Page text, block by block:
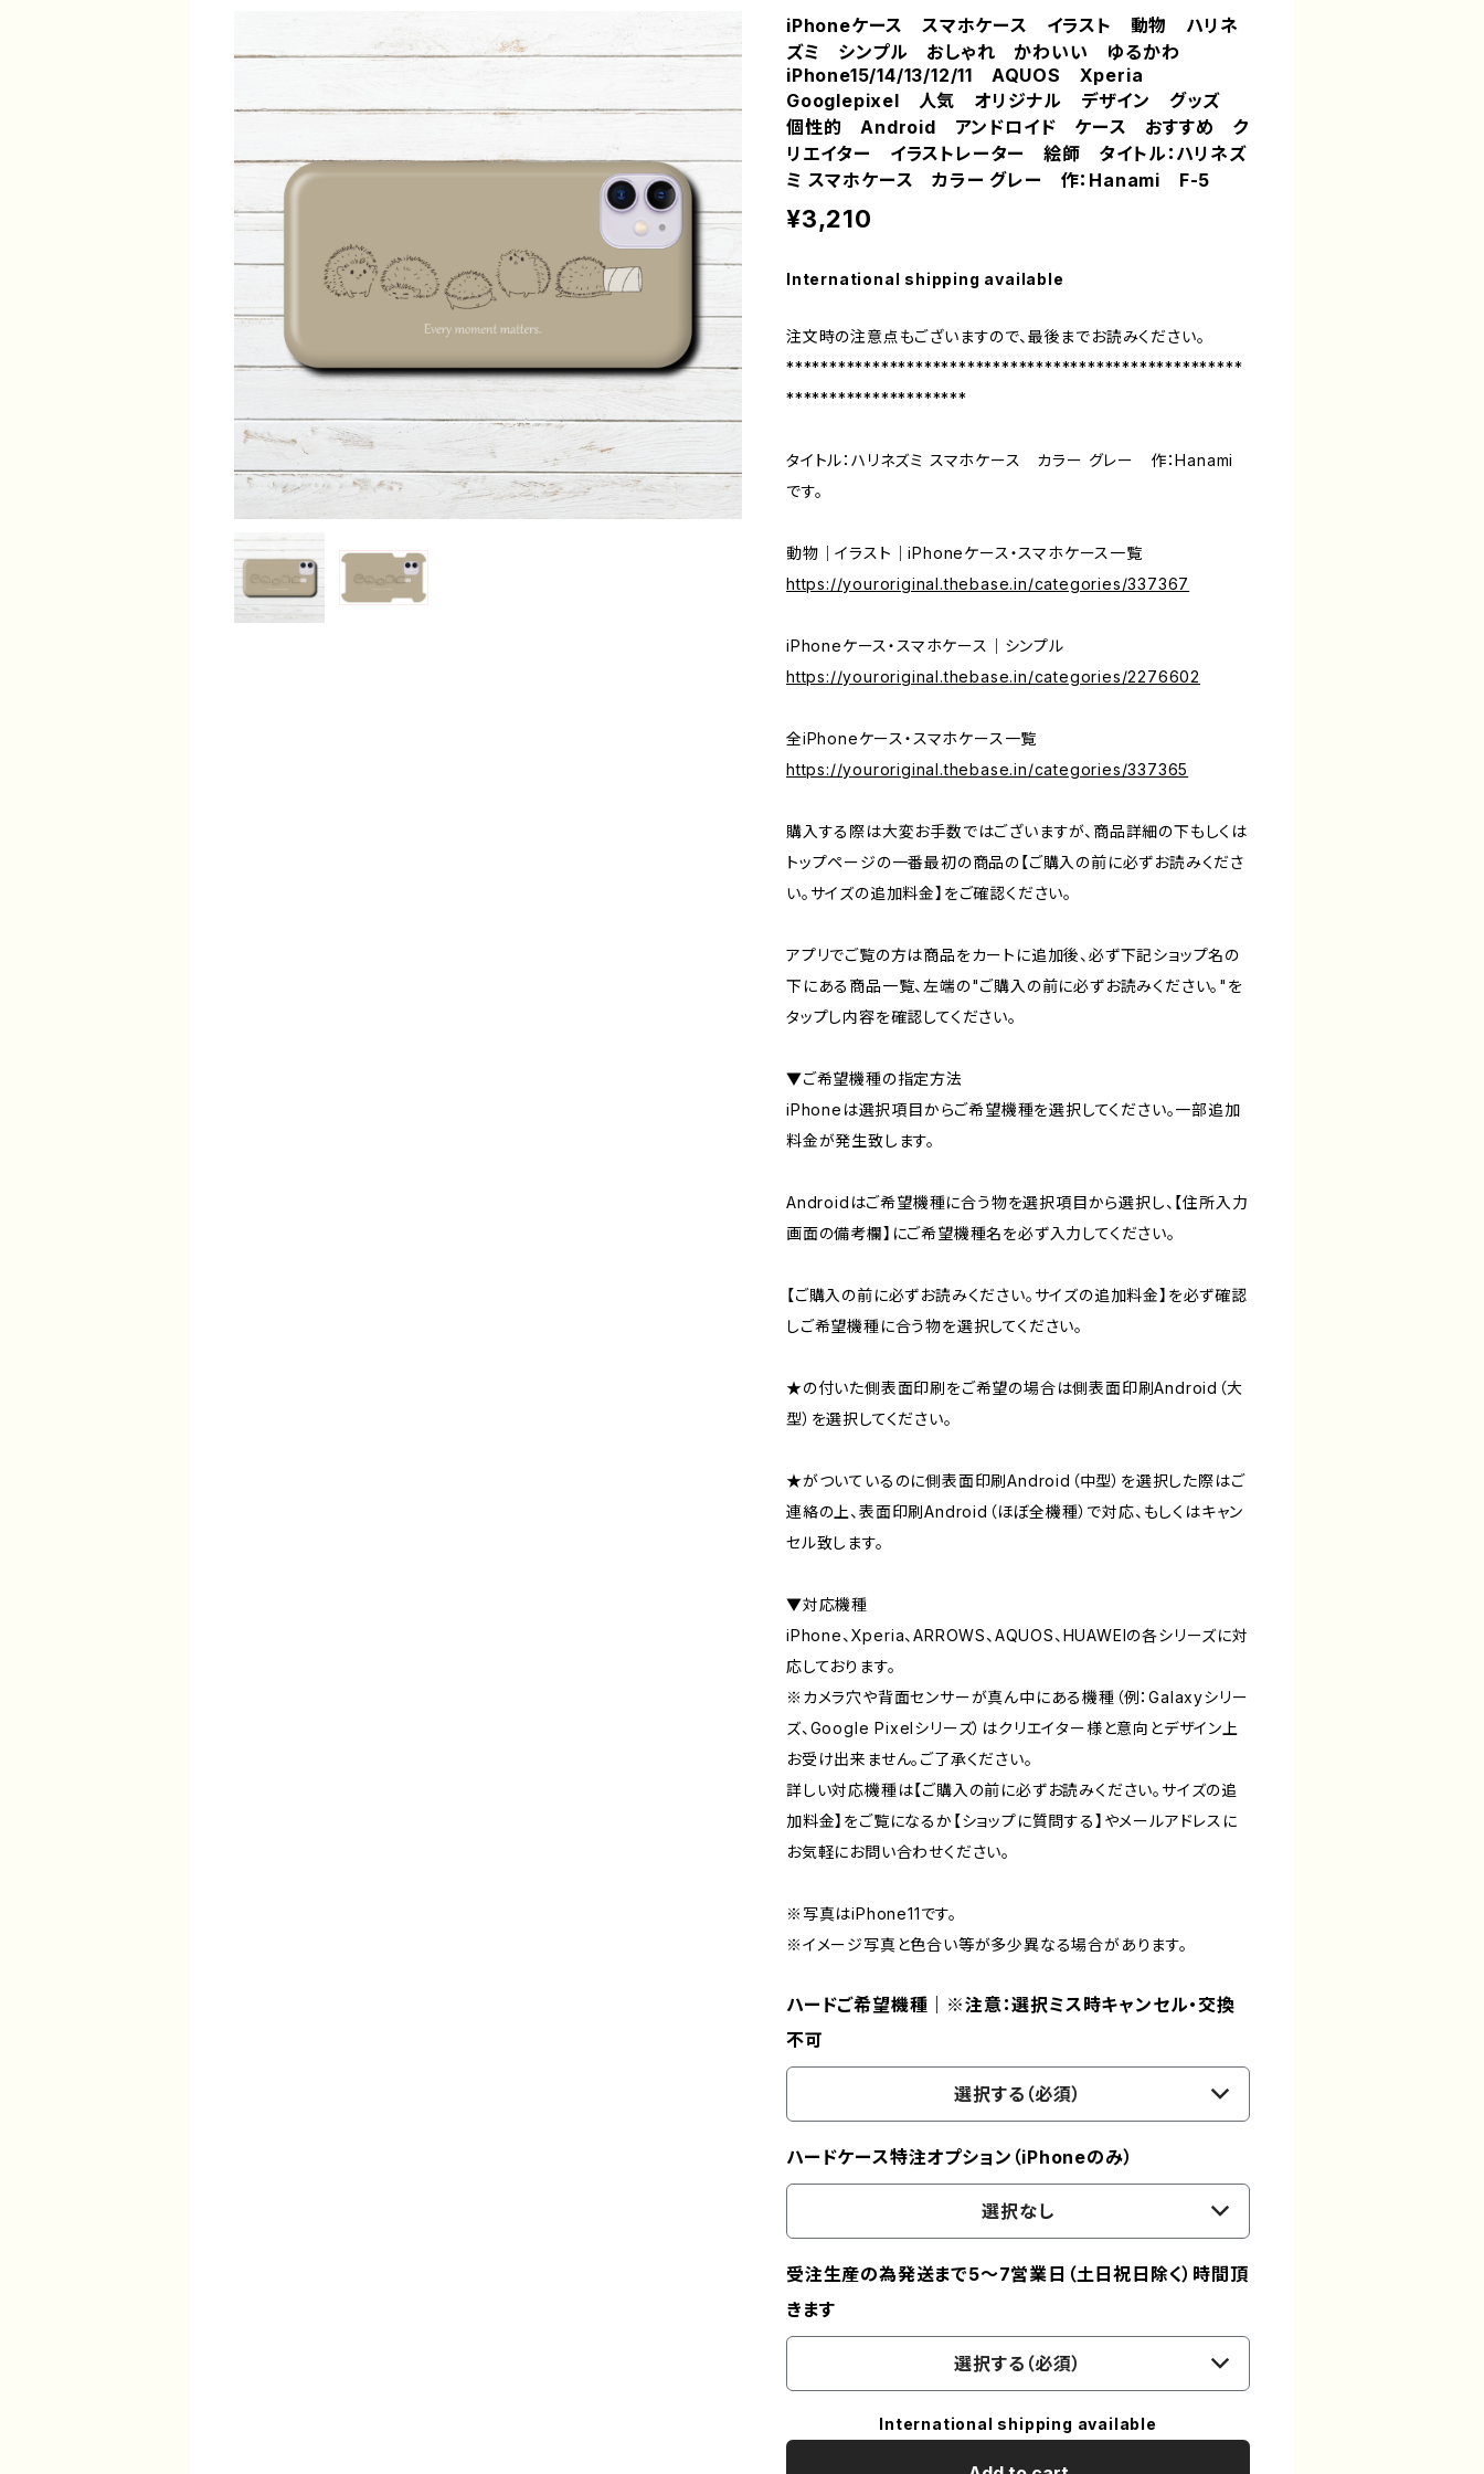
iPhoneケース スマホケース イラスト 動物 ハリネ
ズミ シンプル おしゃれ かわいい ゆるかわ
iPhone15/14/13/12/11 AQUOS Xperia
Googlepixel 人気 オリジナル デザイン グッズ
個性的 Android アンドロイド ケース おすすめ ク
リエイター イラストレーター 絵師 タイトル：ハリネズ
ミ スマホケース カラー グレー 作：Hanami F-5
¥3,210
International shipping available
注文時の注意点もございますので、最後までお読みください。
*****************************************************
*********************
タイトル：ハリネズミ スマホケース カラー グレー 作：Hanami
です。
動物｜イラスト｜iPhoneケース・スマホケース一覧
https://youroriginal.thebase.in/categories/337367
iPhoneケース・スマホケース｜シンプル
https://youroriginal.thebase.in/categories/2276602
全iPhoneケース・スマホケース一覧
https://youroriginal.thebase.in/categories/337365
購入する際は大変お手数ではございますが、商品詳細の下もしくは
トップページの一番最初の商品の【ご購入の前に必ずお読みくださ
い。サイズの追加料金】をご確認ください。
アプリでご覧の方は商品をカートに追加後、必ず下記ショップ名の
下にある商品一覧、左端の"ご購入の前に必ずお読みください。"を
タップし内容を確認してください。
▼ご希望機種の指定方法
iPhoneは選択項目からご希望機種を選択してください。一部追加
料金が発生致します。
Androidはご希望機種に合う物を選択項目から選択し、【住所入力
画面の備考欄】にご希望機種名を必ず入力してください。
【ご購入の前に必ずお読みください。サイズの追加料金】を必ず確認
しご希望機種に合う物を選択してください。
★の付いた側表面印刷をご希望の場合は側表面印刷Android（大
型）を選択してください。
★がついているのに側表面印刷Android（中型）を選択した際はご
連絡の上、表面印刷Android（ほぼ全機種）で対応、もしくはキャン
セル致します。
▼対応機種
iPhone、Xperia、ARROWS、AQUOS、HUAWEIの各シリーズに対
応しております。
※カメラ穴や背面センサーが真ん中にある機種（例：Galaxyシリー
ズ、Google Pixelシリーズ）はクリエイター様と意向とデザイン上
お受け出来ません。ご了承ください。
詳しい対応機種は【ご購入の前に必ずお読みください。サイズの追
加料金】をご覧になるか【ショップに質問する】やメールアドレスに
お気軽にお問い合わせください。
※写真はiPhone11です。
※イメージ写真と色合い等が多少異なる場合があります。
ハードご希望機種｜※注意：選択ミス時キャンセル・交換
不可
選択する（必須）
ハードケース特注オプション（iPhoneのみ）
選択なし
受注生産の為発送まで5～7営業日（土日祝日除く）時間頂
きます
選択する（必須）
International shipping available